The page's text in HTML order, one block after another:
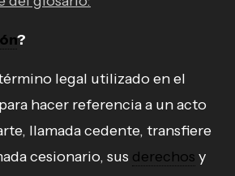
?
legal utilizado en el
hacer referencia a un acto
llamada cedente, transfiere
cesionario, sus derechos y